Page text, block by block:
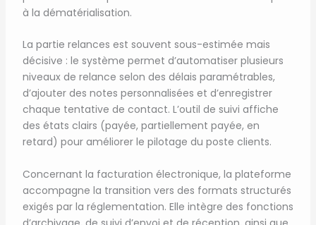
à la dématérialisation.
La partie relances est souvent sous-estimée mais
décisive : le système permet d’automatiser plusieurs
niveaux de relance selon des délais paramétrables,
d’ajouter des notes personnalisées et d’enregistrer
chaque tentative de contact. L’outil de suivi affiche
des états clairs (payée, partiellement payée, en
retard) pour améliorer le pilotage du poste clients.
Concernant la facturation électronique, la plateforme
accompagne la transition vers des formats structurés
exigés par la réglementation. Elle intègre des fonctions